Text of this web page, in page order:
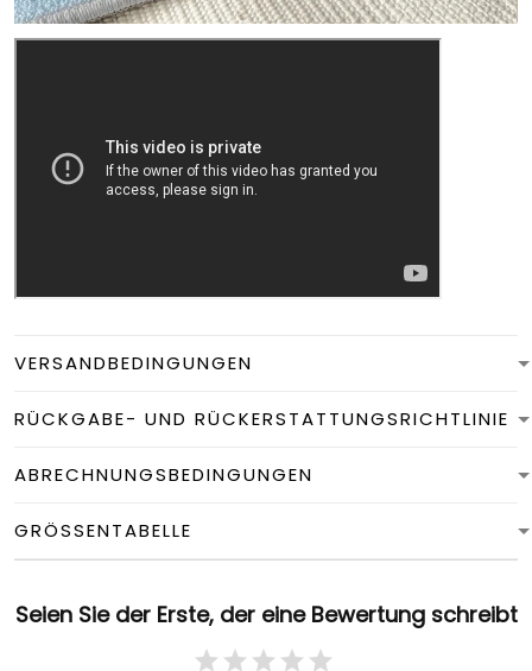
VERSANDBEDINGUNGEN
RÜCKGABE- UND RÜCKERSTATTUNGSRICHTLINIE
ABRECHNUNGSBEDINGUNGEN
GRÖSSENTABELLE
Seien Sie der Erste, der eine Bewertung schreibt